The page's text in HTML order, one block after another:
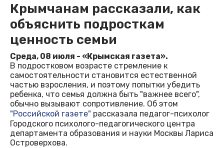
Крымчанам рассказали, как
объяснить подросткам
ценность семьи
Среда, 08 июля - «Крымская газета».
В подростковом возрасте стремление к
самостоятельности становится естественной
частью взросления, и поэтому попытки убедить
ребенка, что семья должна быть "важнее всего",
обычно вызывают сопротивление. Об этом
"Российской газете" рассказала педагог-психолог
Городского психолого-педагогического центра
департамента образования и науки Москвы Лариса
Островерхова.